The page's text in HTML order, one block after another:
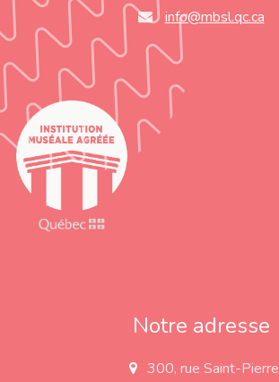
info@mbsl.qc.ca
Notre adresse
a
300, rue Saint-Pierre